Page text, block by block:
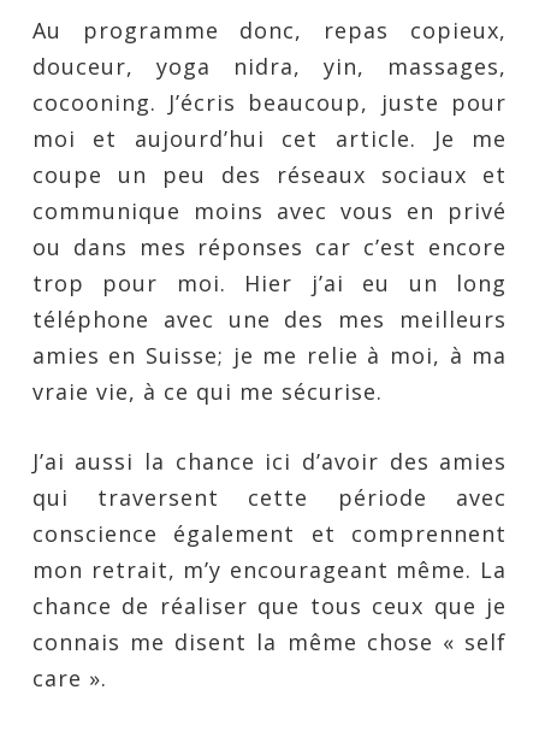
Au programme donc, repas copieux,
douceur, yoga nidra, yin, massages,
cocooning. J’écris beaucoup, juste pour
moi et aujourd’hui cet article. Je me
coupe un peu des réseaux sociaux et
communique moins avec vous en privé
ou dans mes réponses car c’est encore
trop pour moi. Hier j’ai eu un long
téléphone avec une des mes meilleurs
amies en Suisse; je me relie à moi, à ma
vraie vie, à ce qui me sécurise.
J’ai aussi la chance ici d’avoir des amies
qui traversent cette période avec
conscience également et comprennent
mon retrait, m’y encourageant même. La
chance de réaliser que tous ceux que je
connais me disent la même chose « self
care ».